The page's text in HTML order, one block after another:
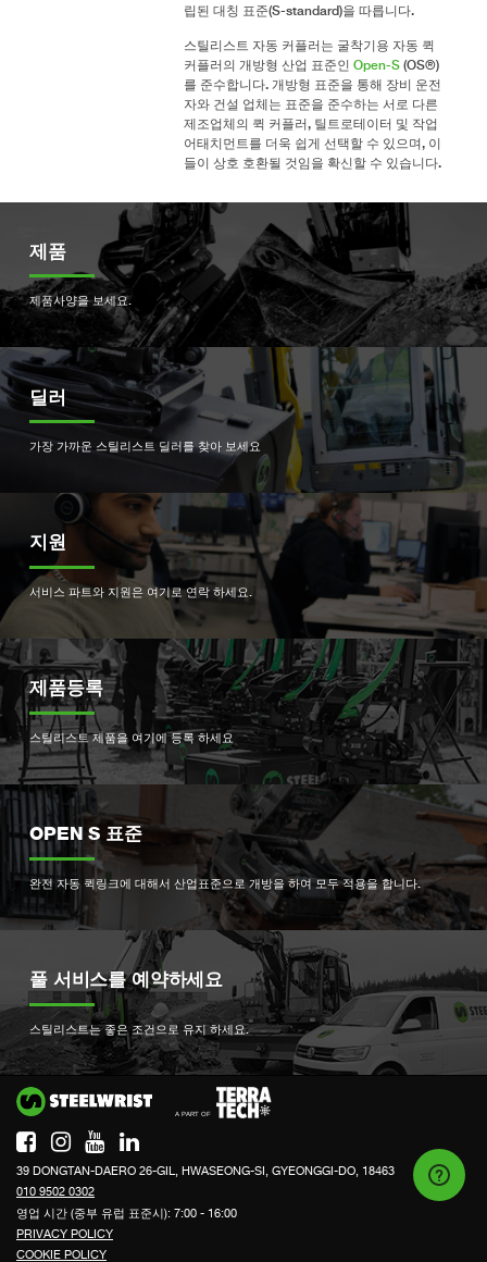
립된 대칭 표준(S-standard)을 따릅니다.
스틸리스트 자동 커플러는 굴착기용 자동 퀵
커플러의 개방형 산업 표준인 Open-S(OS®)
를 준수합니다. 개방형 표준을 통해 장비 운전
자와 건설 업체는 표준을 준수하는 서로 다른
제조업체의 퀵 커플러, 틸트로테이터 및 작업
어태치먼트를 더욱 쉽게 선택할 수 있으며, 이
들이 상호 호환될 것임을 확신할 수 있습니다.
제품
제품사양을 보세요.
딜러
가장 가까운 스틸리스트 딜러를 찾아 보세요
지원
서비스 파트와 지원은 여기로 연락 하세요.
제품등록
스틸리스트 제품을 여기에 등록 하세요
OPEN S 표준
완전 자동 퀵링크에 대해서 산업표준으로 개방을 하여 모두 적용을 합니다.
풀 서비스를 예약하세요
스틸리스트는 좋은 조건으로 유지 하세요.
39 DONGTAN-DAERO 26-GIL, HWASEONG-SI, GYEONGGI-DO, 18463
010 9502 0302
영업 시간 (중부 유럽 표준시): 7:00 - 16:00
PRIVACY POLICY
COOKIE POLICY